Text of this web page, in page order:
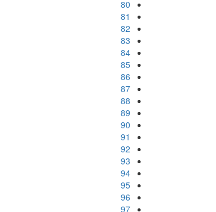
80
81
82
83
84
85
86
87
88
89
90
91
92
93
94
95
96
97